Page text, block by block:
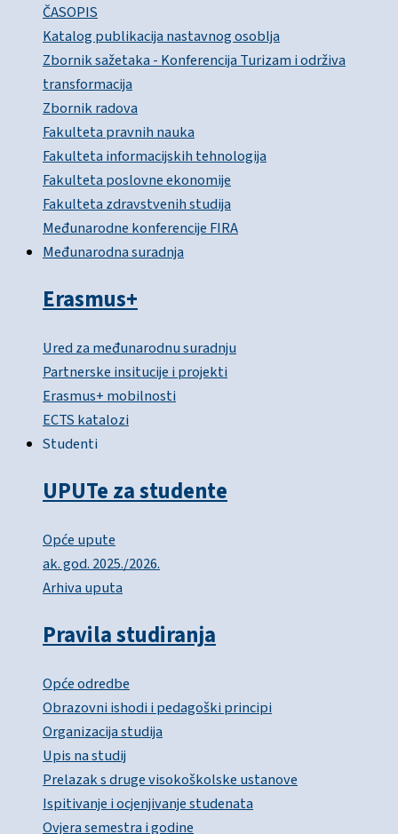
ČASOPIS
Katalog publikacija nastavnog osoblja
Zbornik sažetaka - Konferencija Turizam i održiva
transformacija
Zbornik radova
Fakulteta pravnih nauka
Fakulteta informacijskih tehnologija
Fakulteta poslovne ekonomije
Fakulteta zdravstvenih studija
Međunarodne konferencije FIRA
Međunarodna suradnja
Erasmus+
Ured za međunarodnu suradnju
Partnerske insitucije i projekti
Erasmus+ mobilnosti
ECTS katalozi
Studenti
UPUTe za studente
Opće upute
ak. god. 2025./2026.
Arhiva uputa
Pravila studiranja
Opće odredbe
Obrazovni ishodi i pedagoški principi
Organizacija studija
Upis na studij
Prelazak s druge visokoškolske ustanove
Ispitivanje i ocjenjivanje studenata
Ovjera semestra i godine